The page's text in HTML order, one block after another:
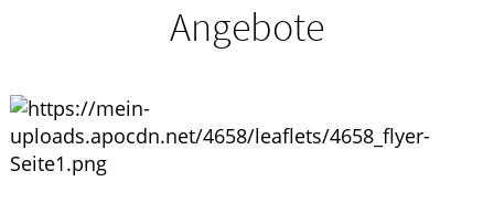
Krankheiten & Therapie
GESUND IM ALTER
Angebote